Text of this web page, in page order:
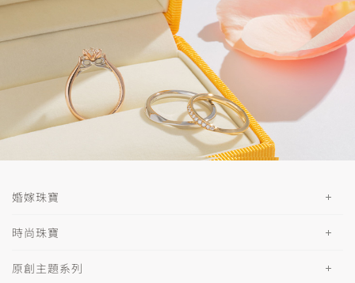
婚嫁珠寶
時尚珠寶
原創主題系列